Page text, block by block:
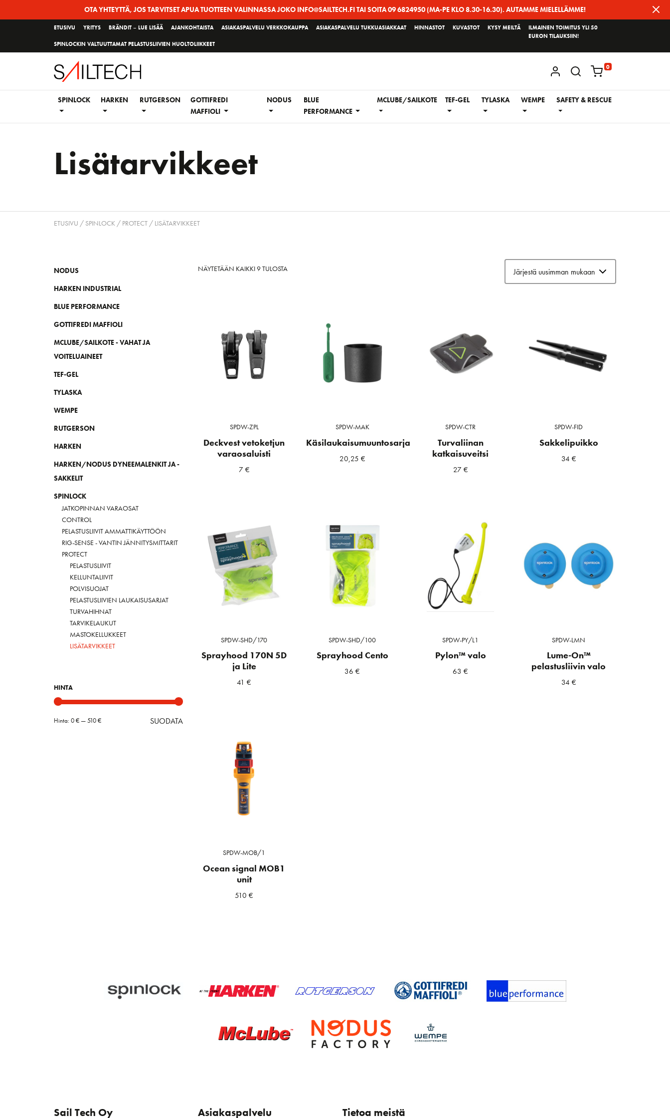
OTA YHTEYTTÄ, JOS TARVITSET APUA TUOTTEEN VALINNASSA JOKO INFO@SAILTECH.FI TAI SOITA 09 6824950 (MA-PE KLO 8.30-16.30). AUTAMME MIELELLÄMME!
ETUSIVU YRITYS BRÄNDIT – LUE LISÄÄ AJANKOHTAISTA ASIAKASPALVELU VERKKOKAUPPA ASIAKASPALVELU TUKKUASIAKKAAT HINNASTOT KUVASTOT KYSY MEILTÄ
SPINLOCKIN VALTUUTTAMAT PELASTUSLIIVIEN HUOLTOLIIKKEET
ILMAINEN TOIMITUS YLI 50
EURON TILAUKSIIN!
KIRJAUDU / REKISTERÖIDY
0
SPINLOCK HARKEN RUTGERSON
GOTTIFREDI
MAFFIOLI
NODUS
BLUE
PERFORMANCE
MCLUBE/SAILKOTE TEF-GEL TYLASKA WEMPE SAFETY & RESCUE
Lisätarvikkeet
ETUSIVU / SPINLOCK/ PROTECT/ LISÄTARVIKKEET
NODUS
HARKEN INDUSTRIAL
BLUE PERFORMANCE
GOTTIFREDI MAFFIOLI
MCLUBE/SAILKOTE - VAHAT JA
VOITELUAINEET
TEF-GEL
TYLASKA
WEMPE
RUTGERSON
HARKEN
HARKEN/NODUS DYNEEMALENKIT JA -
SAKKELIT
SPINLOCK
JATKOPINNAN VARAOSAT
CONTROL
PELASTUSLIIVIT AMMATTIKÄYTTÖÖN
RIG-SENSE - VANTIN JÄNNITYSMITTARIT
PROTECT
PELASTUSLIIVIT
KELLUNTALIIVIT
POLVISUOJAT
PELASTUSLIIVIEN LAUKAISUSARJAT
TURVAHIHNAT
TARVIKELAUKUT
MASTOKELLUKKEET
LISÄTARVIKKEET
HINTA
Minimihinta
Maksimihinta
SUODATA
Hinta: 0 €—510 €
NÄYTETÄÄN KAIKKI 9 TULOSTA
SPDW-ZPL
Deckvest vetoketjun
varaosaluisti
7 €
SPDW-MAK
Käsilaukaisumuuntosarja
20,25 €
SPDW-CTR
Turvaliinan
katkaisuveitsi
27 €
SPDW-FID
Sakkelipuikko
34 €
SPDW-SHD/170
Sprayhood 170N 5D
ja Lite
41€
SPDW-SHD/100
Sprayhood Cento
36€
SPDW-PY/L1
Pylon™ valo
63€
SPDW-LMN
Lume-On™
pelastusliivin valo
34 €
SPDW-MOB/1
Ocean signal MOB1
unit
510€
Sail Tech Oy Asiakaspalvelu Tietoa meistä